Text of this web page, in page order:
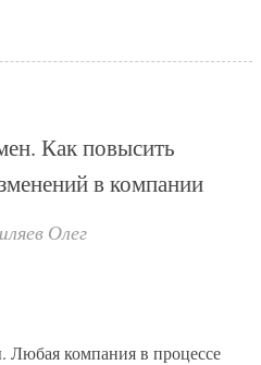
Как повысить
в компании
Олег
Любая компания в процессе